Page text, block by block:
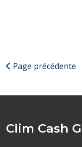
Page précédente
Clim Cash